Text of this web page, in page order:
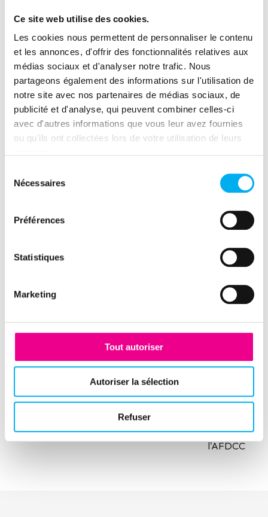
Ce site web utilise des cookies.
Les cookies nous permettent de personnaliser le contenu
et les annonces, d'offrir des fonctionnalités relatives aux
médias sociaux et d'analyser notre trafic. Nous
partageons également des informations sur l'utilisation de
notre site avec nos partenaires de médias sociaux, de
publicité et d'analyse, qui peuvent combiner celles-ci
avec d'autres informations que vous leur avez fournies
ou qu'ils ont collectées lors de votre utilisation de leurs
Nécessaires
Préférences
Statistiques
Marketing
Tout autoriser
Autoriser la sélection
Refuser
Partager cette ressource
(nouvelle fenêtre)
(nouvelle fenêtre)
(nouvelle fenêtre)
(nouvelle fenêtre)
(nouvelle fenêtre)
(nouvelle fenêtre)
(nouvelle
Publié par
Clara Bachelet
Ressource précédente
La dynamique entrepreneuriale en France 2ème
Eric Latreuille, Vice-Président International de
l'AFDCC